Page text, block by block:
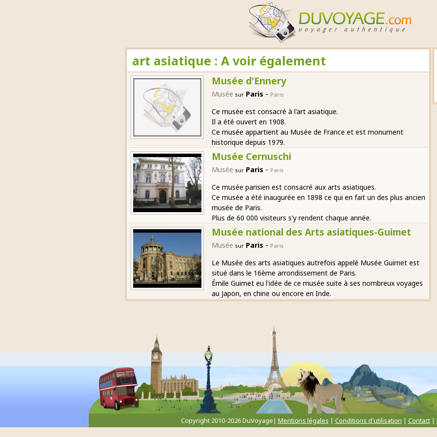
art asiatique : A voir également
Musée d'Ennery
Musée sur Paris - Paris
Ce musée est consacré à l'art asiatique.
Il a été ouvert en 1908.
Ce musée appartient au Musée de France et est monument
historique depuis 1979.
Musée Cernuschi
Musée sur Paris - Paris
Ce musée parisien est consacré aux arts asiatiques.
Ce musée a été inaugurée en 1898 ce qui en fait un des plus ancien
musée de Paris.
Plus de 60 000 visiteurs s'y rendent chaque année.
Musée national des Arts asiatiques-Guimet
Musée sur Paris - Paris
Le Musée des arts asiatiques autrefois appelé Musée Guimet est
situé dans le 16ème arrondissement de Paris.
Émile Guimet eu l'idée de ce musée suite à ses nombreux voyages
au Japon, en chine ou encore en Inde.
Copyright 2010-2026 DuVoyage| Mentions légales | Conditions d'utilisation | Contact|